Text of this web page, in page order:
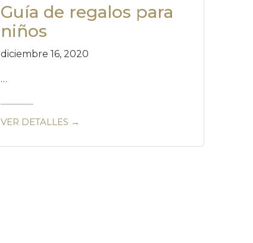
Guía de regalos para
niños
diciembre 16, 2020
…
VER DETALLES →